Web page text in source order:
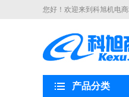
您好！欢迎来到科旭机电
产品分类